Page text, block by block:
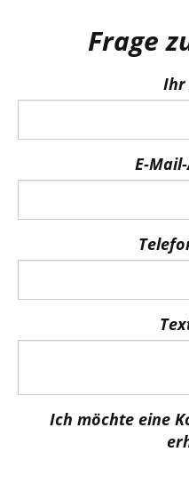
Frage
Ihr
E-
Ich möchte eine